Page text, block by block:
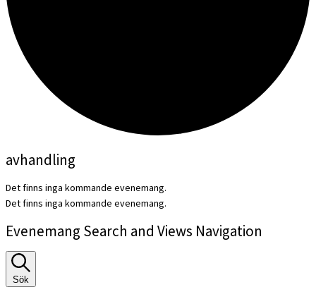
avhandling
Det finns inga kommande evenemang.
Det finns inga kommande evenemang.
Evenemang Search and Views Navigation
Sök